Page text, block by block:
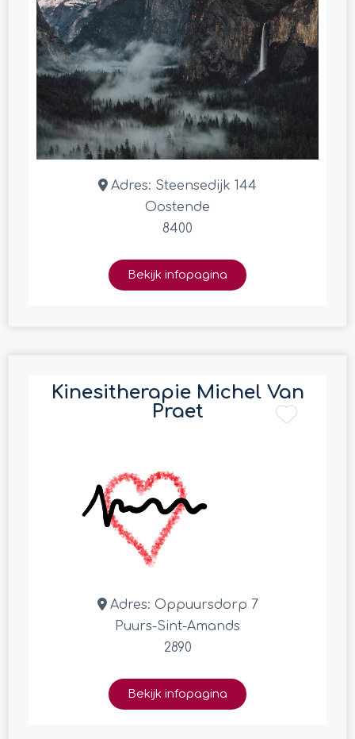
Adres: Steensedijk 144
Oostende
8400
Bekijk infopagina
Kinesitherapie Michel Van
Praet
Adres: Oppuursdorp 7
Puurs-Sint-Amands
2890
Bekijk infopagina